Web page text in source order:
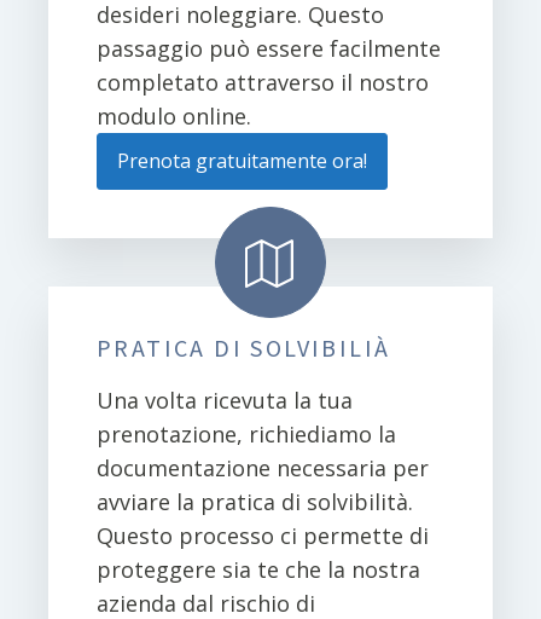
desideri noleggiare. Questo
passaggio può essere facilmente
completato attraverso il nostro
modulo online.
Prenota gratuitamente ora!
PRATICA DI SOLVIBILIÀ
Una volta ricevuta la tua
prenotazione, richiediamo la
documentazione necessaria per
avviare la pratica di solvibilità.
Questo processo ci permette di
proteggere sia te che la nostra
azienda dal rischio di